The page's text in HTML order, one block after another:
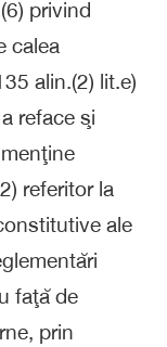
privind
calea
alin.(2) lit.e)
reface şi
referitor la
ale
faţă de
prin